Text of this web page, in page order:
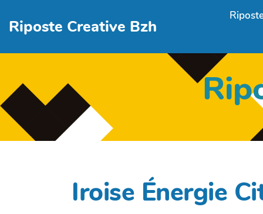
Riposte Creative Bzh
Iroise Énergie